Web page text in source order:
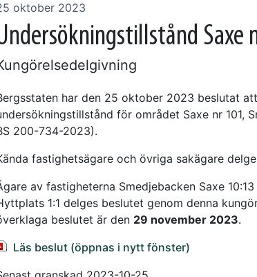
oktober 2023
Saxe
har den 25 oktober 2023 beslutat
för området Saxe nr 101,
200-734-2023).
fastighetsägare och övriga sakägare
av fastigheterna Smedjebacken Saxe
1:1 delges beslutet genom denna
beslutet är den 29 november 2023.
Läs beslut (öppnas i nytt fönster)